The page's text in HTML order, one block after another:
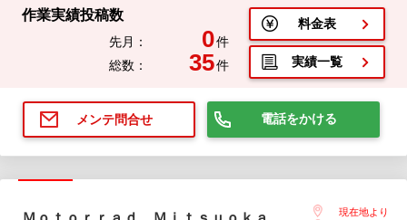
作業実績投稿数
先月： 0件
総数：
35件
料金表
実績一覧
メンテ問合せ 電話をかける
現在地より